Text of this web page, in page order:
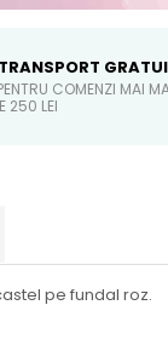
COMENZI MAI
250 LEI
pe fundal roz.